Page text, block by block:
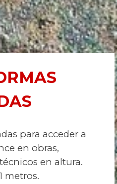
para acceder a
en obras,
en altura.
metros.